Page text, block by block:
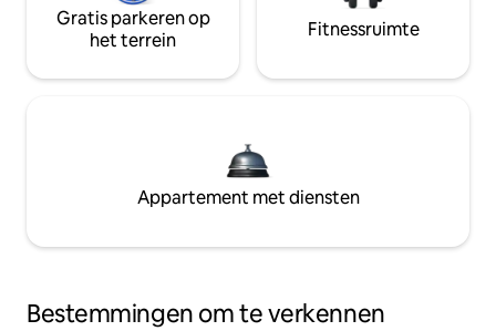
Gratis parkeren op
het terrein
Fitnessruimte
Appartement met diensten
Bestemmingen om te verkennen